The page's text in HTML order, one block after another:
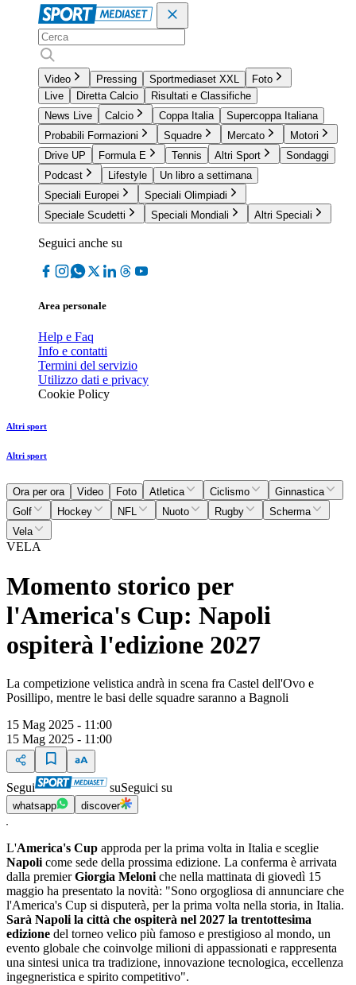
Video Pressing Sportmediaset XXL
Foto
Live
Diretta Calcio
Risultati e Classifiche
News Live
Calcio Coppa Italia
Supercoppa Italiana
Probabili Formazioni
Squadre Mercato
Motori
Drive UP
Formula E Tennis Altri Sport
Sondaggi
Podcast
Lifestyle
Un libro a settimana
Speciali Europei
Speciali Olimpiadi
Speciale Scudetti
Speciali Mondiali Altri Speciali
Seguici anche su
Area personale
Help e Faq
Info e contatti
Termini del servizio
Utilizzo dati e privacy
Cookie Policy
Altri sport
Altri sport
Ora per ora Video Foto Atletica Ciclismo
Ginnastica
Golf
Hockey NFL Nuoto Rugby
Scherma
Vela
VELA
Momento storico per
l'America's Cup: Napoli
ospiterà l'edizione 2027
La competizione velistica andrà in scena fra Castel dell'Ovo e
Posillipo, mentre le basi delle squadre saranno a Bagnoli
15 Mag 2025 - 11:00
15 Mag 2025 - 11:00
Segui suSeguici su
whatsapp discover
L'America's Cup approda per la prima volta in Italia e sceglie
Napoli come sede della prossima edizione. La conferma è arrivata
dalla premierGiorgia Meloni che nella mattinata di giovedì 15
maggio ha presentato la novità: "Sono orgogliosa di annunciare che
l'America's Cup si disputerà, per la prima volta nella storia, in Italia.
Sarà Napoli la città che ospiterà nel 2027 la trentottesima
edizione del torneo velico più famoso e prestigioso al mondo, un
evento globale che coinvolge milioni di appassionati e rappresenta
una sintesi unica tra tradizione, innovazione tecnologica, eccellenza
ingegneristica e spirito competitivo".